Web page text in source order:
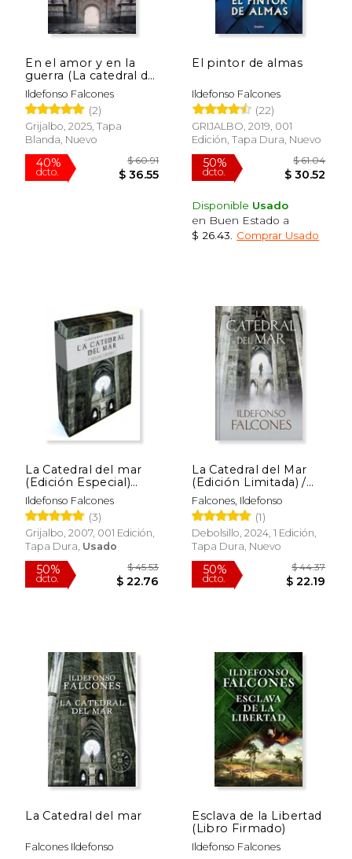
40%
dcto.
40%
dcto.
En el amor y en la
guerra (La catedral del
mar 3)
Ildefonso Falcones
(2)
Grijalbo, 2025, Tapa
Blanda, Nuevo
40%
dcto. $ 36.55
El pintor de almas
Ildefonso Falcones
(22)
GRIJALBO, 2019, 001
Edición, Tapa Dura, Nuevo
50%
dcto.
Disponible Usado
en Buen Estado a
$ 26.43
Comprar Usado
La Catedral del mar
(Edición Especial)
(Novela Histórica)
Ildefonso Falcones
(3)
Grijalbo, 2007, 001 Edición,
Tapa Dura, Usado
La Catedral del Mar
(Edición Limitada) /
The Cathedral of the
Sea
Falcones, Ildefonso
(1)
Debolsillo, 2024, 1 Edición,
Tapa Dura, Nuevo
La Catedral del mar
Falcones Ildefonso
Esclava de la Libertad
(Libro Firmado)
Ildefonso Falcones